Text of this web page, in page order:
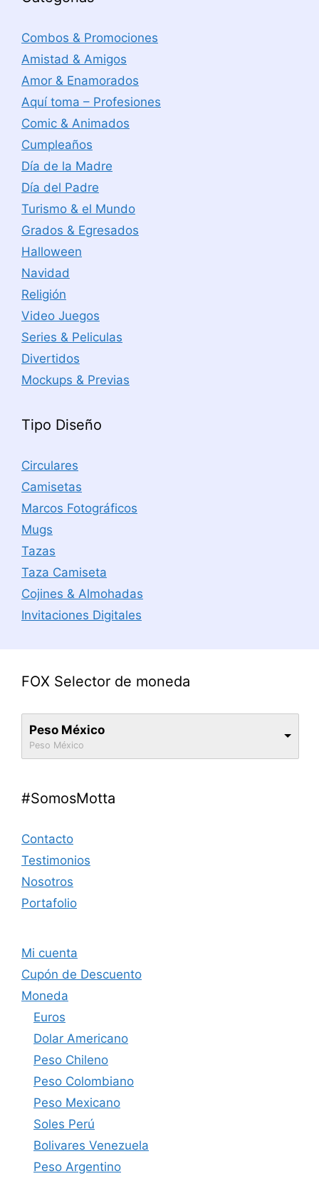
Combos & Promociones
Amistad & Amigos
Amor & Enamorados
Aquí toma – Profesiones
Comic & Animados
Cumpleaños
Día de la Madre
Día del Padre
Turismo & el Mundo
Grados & Egresados
Halloween
Navidad
Religión
Video Juegos
Series & Peliculas
Divertidos
Mockups & Previas
Tipo Diseño
Circulares
Camisetas
Marcos Fotográficos
Mugs
Tazas
Taza Camiseta
Cojines & Almohadas
Invitaciones Digitales
FOX Selector de moneda
Peso México
Peso México
#SomosMotta
Contacto
Testimonios
Nosotros
Portafolio
Mi cuenta
Cupón de Descuento
Moneda
Euros
Dolar Americano
Peso Chileno
Peso Colombiano
Peso Mexicano
Soles Perú
Bolivares Venezuela
Peso Argentino